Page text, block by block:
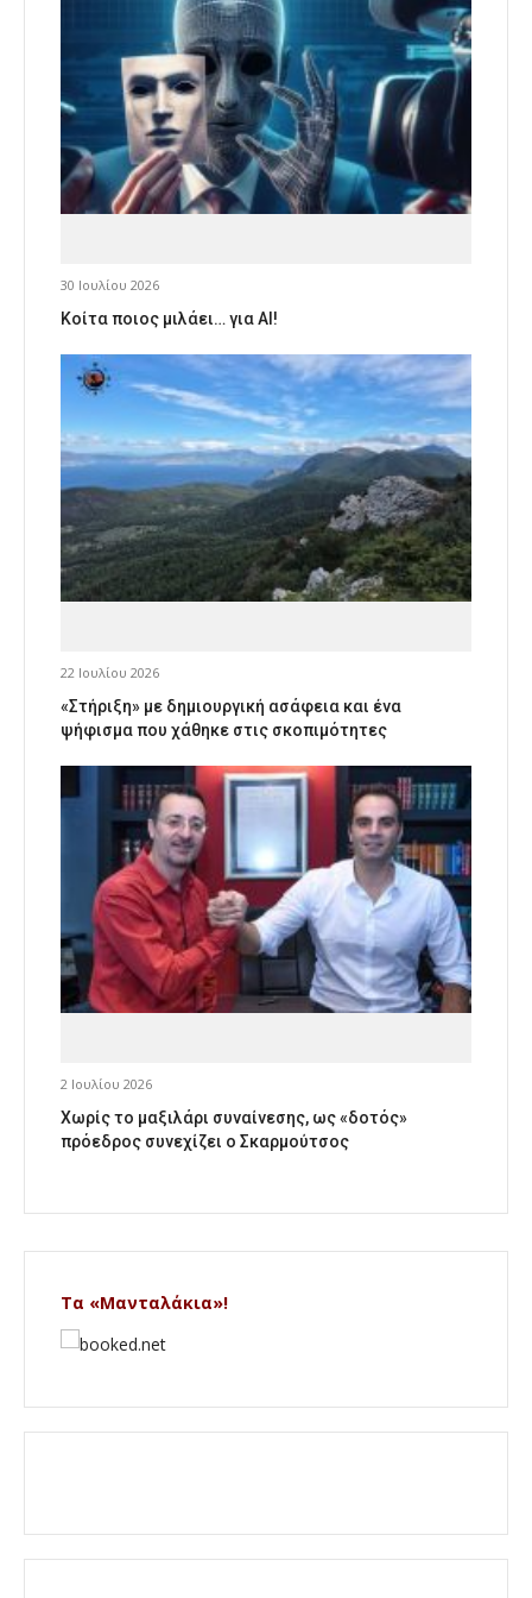
30 Ιουλίου 2026
Κοίτα ποιος μιλάει… για AI!
22 Ιουλίου 2026
«Στήριξη» με δημιουργική ασάφεια και ένα
ψήφισμα που χάθηκε στις σκοπιμότητες
2 Ιουλίου 2026
Χωρίς το μαξιλάρι συναίνεσης, ως «δοτός»
πρόεδρος συνεχίζει ο Σκαρμούτσος
Τα «Μανταλάκια»!